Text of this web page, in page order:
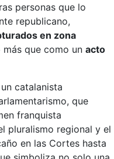
personas que lo
republicano,
en zona
que como un acto
catalanista
que
franquista
pluralismo regional y el
en las Cortes hasta